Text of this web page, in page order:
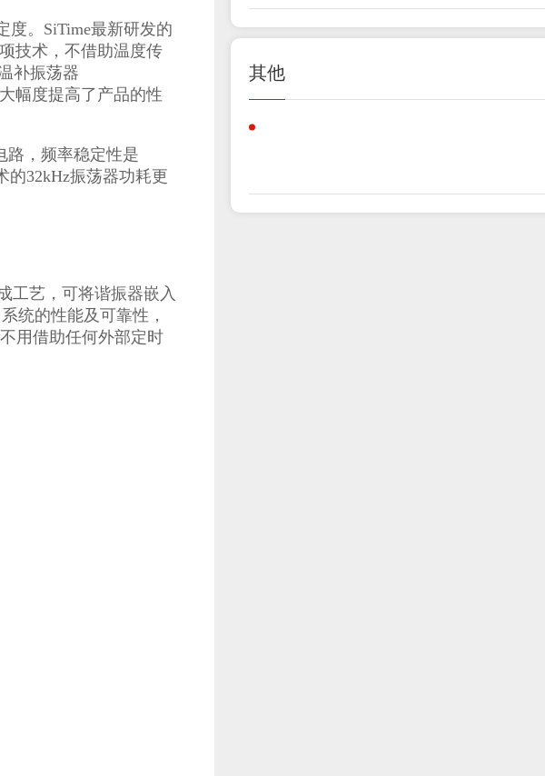
度。SiTime最新研发的
技术，不借助温度传
补振荡器
幅度提高了产品的性
路，频率稳定性是
的32kHz振荡器功耗更
工艺，可将谐振器嵌入
统的性能及可靠性，
用借助任何外部定时
其他